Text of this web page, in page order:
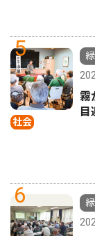
5
社会
霧
目
6